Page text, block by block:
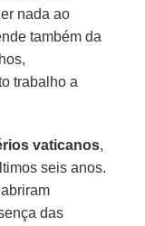
nada ao
também da
trabalho a
vaticanos,
seis anos.
das